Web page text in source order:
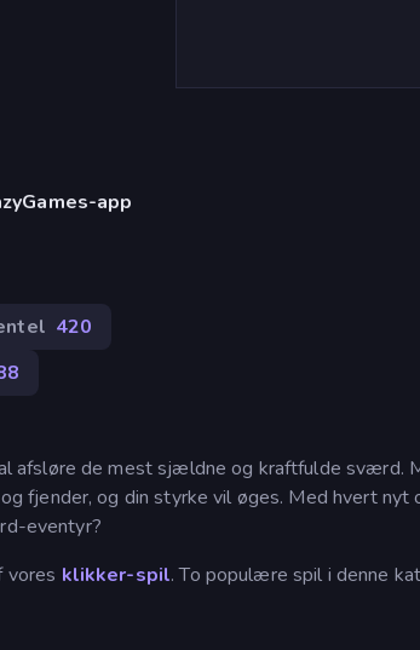
app
420
afsløre de mest sjældne og kraftfulde sværd.
fjender, og din styrke vil øges. Med hvert nyt
eventyr?
vores klikker-spil. To populære spil i denne